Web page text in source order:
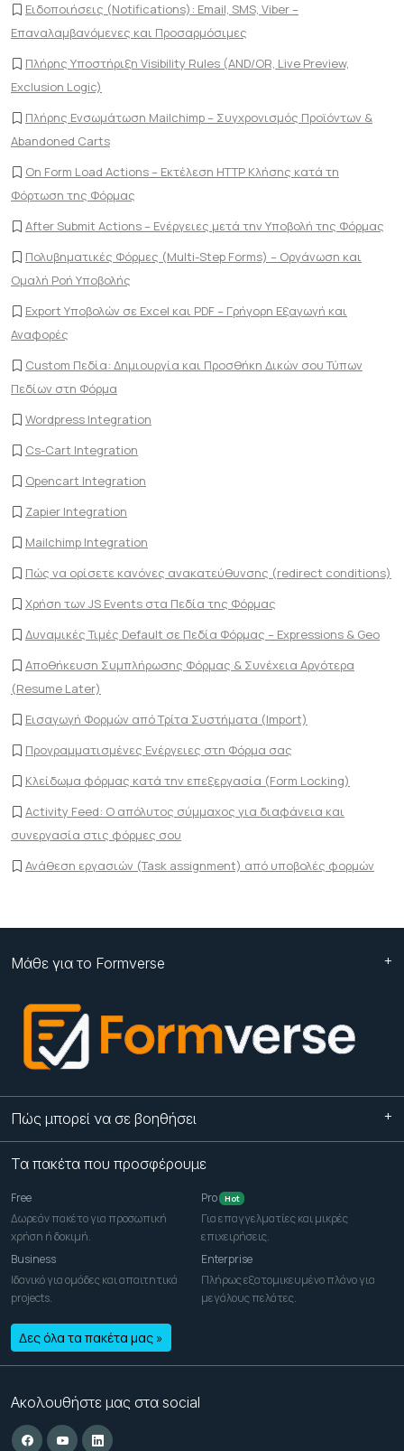
Ειδοποιήσεις (Notifications): Email, SMS, Viber –
Επαναλαμβανόμενες και Προσαρμόσιμες
Πλήρης Υποστήριξη Visibility Rules (AND/OR, Live Preview,
Exclusion Logic)
Πλήρης Ενσωμάτωση Mailchimp – Συγχρονισμός Προϊόντων &
Abandoned Carts
On Form Load Actions – Εκτέλεση HTTP Κλήσης κατά τη
Φόρτωση της Φόρμας
After Submit Actions – Ενέργειες μετά την Υποβολή της Φόρμας
Πολυβηματικές Φόρμες (Multi-Step Forms) – Οργάνωση και
Ομαλή Ροή Υποβολής
Export Υποβολών σε Excel και PDF – Γρήγορη Εξαγωγή και
Αναφορές
Custom Πεδία: Δημιουργία και Προσθήκη Δικών σου Τύπων
Πεδίων στη Φόρμα
Wordpress Integration
Cs-Cart Integration
Opencart Integration
Zapier Integration
Mailchimp Integration
Πώς να ορίσετε κανόνες ανακατεύθυνσης (redirect conditions)
Χρήση των JS Events στα Πεδία της Φόρμας
Δυναμικές Τιμές Default σε Πεδία Φόρμας – Expressions & Geo
Αποθήκευση Συμπλήρωσης Φόρμας & Συνέχεια Αργότερα
(Resume Later)
Εισαγωγή Φορμών από Τρίτα Συστήματα (Import)
Προγραμματισμένες Ενέργειες στη Φόρμα σας
Κλείδωμα φόρμας κατά την επεξεργασία (Form Locking)
Activity Feed: Ο απόλυτος σύμμαχος για διαφάνεια και
συνεργασία στις φόρμες σου
Ανάθεση εργασιών (Task assignment) από υποβολές φορμών
Μάθε για το Formverse
Πώς μπορεί να σε βοηθήσει
Τα πακέτα που προσφέρουμε
Free
Δωρεάν πακέτο για προσωπική
χρήση ή δοκιμή.
Pro Hot
Για επαγγελματίες και μικρές
επιχειρήσεις.
Business
Ιδανικό για ομάδες και απαιτητικά
projects.
Enterprise
Πλήρως εξατομικευμένο πλάνο για
μεγάλους πελάτες.
Δες όλα τα πακέτα μας »
Ακολουθήστε μας στα social